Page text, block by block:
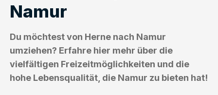
Namur
Du möchtest von Herne nach Namur
umziehen? Erfahre hier mehr über die
vielfältigen Freizeitmöglichkeiten und die
hohe Lebensqualität, die Namur zu bieten hat!